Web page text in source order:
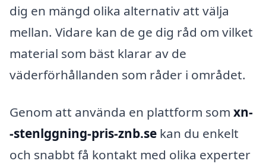
dig en mängd olika alternativ att välja
mellan. Vidare kan de ge dig råd om vilket
material som bäst klarar av de
väderförhållanden som råder i området.
Genom att använda en plattform som xn-
-stenlggning-pris-znb.se kan du enkelt
och snabbt få kontakt med olika experter